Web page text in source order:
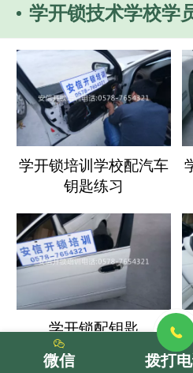
学开锁技术学校学
学开锁培训学校配汽车
钥匙练习
学开锁配钥匙
微信 拨打